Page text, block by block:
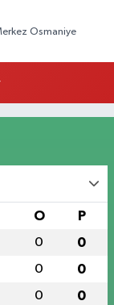
Osmaniye
O P
0 0
0 0
0 0